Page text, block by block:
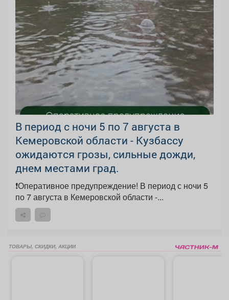
В период с ночи 5 по 7 августа в
Кемеровской области - Кузбассу
ожидаются грозы, сильные дожди,
днем местами град.
❗️Оперативное предупреждение! В период с ночи 5
по 7 августа в Кемеровской области -...
ТОВАРЫ, СКИДКИ, АКЦИИ